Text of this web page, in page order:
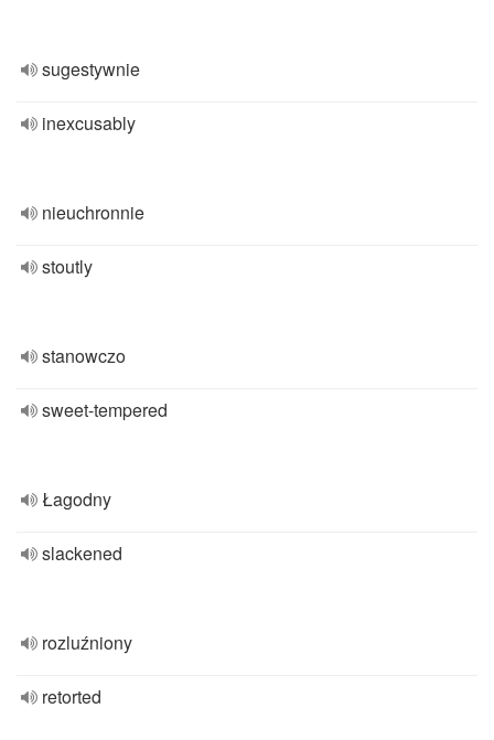
sugestywnie
inexcusably
nieuchronnie
stoutly
stanowczo
sweet-tempered
Łagodny
slackened
rozluźniony
retorted